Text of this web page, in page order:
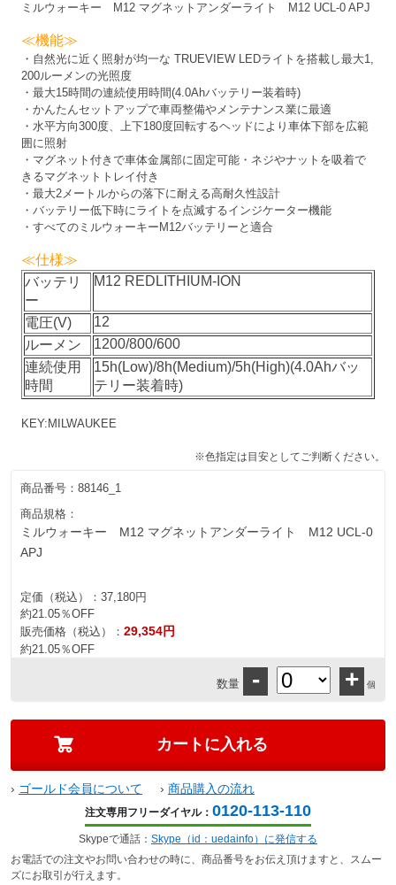
ミルウォーキー M12 マグネットアンダーライト M12 UCL-0 APJ
≪機能≫
・自然光に近く照射が均一な TRUEVIEW LEDライトを搭載し最大1,
200ルーメンの光照度
・最大15時間の連続使用時間(4.0Ahバッテリー装着時)
・かんたんセットアップで車両整備やメンテナンス業に最適
・水平方向300度、上下180度回転するヘッドにより車体下部を広範
囲に照射
・マグネット付きで車体金属部に固定可能・ネジやナットを吸着で
きるマグネットトレイ付き
・最大2メートルからの落下に耐える高耐久性設計
・バッテリー低下時にライトを点滅するインジケーター機能
・すべてのミルウォーキーM12バッテリーと適合
≪仕様≫
バッテリ
ー
M12 REDLITHIUM-ION
電圧(V)
12
ルーメン
1200/800/600
連続使用
時間
15h(Low)/8h(Medium)/5h(High)(4.0Ahバッ
テリー装着時)
KEY: MILWAUKEE
※色指定は目安としてご判断ください。
商品番号： 88146_1
商品規格：
ミルウォーキー M12 マグネットアンダーライト M12 UCL-0
APJ
定価（税込）： 37,180円
約21.05％OFF
販売価格（税込）： 29,354円
約21.05％OFF
数量 - + 個
› ゴールド会員について › 商品購入の流れ
注文専用フリーダイヤル： 0120-113-110
Skypeで通話： Skype（id：uedainfo）に発信する
お電話での注文やお問い合わせの時に、商品番号をお伝え頂けますと、スムー
ズにお取引が行えます。